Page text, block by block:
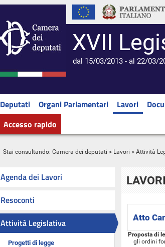
XVII
dal 15/03/2013 - al 22/03/
Deputati Organi Parlamentari Lavori
Accesso rapido
Stai consultando: Camera dei deputati > Lavori > Attività
Agenda dei Lavori
Resoconti
Attività Legislativa
Progetti di legge
Atto
Proposta di
gli ordini